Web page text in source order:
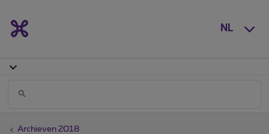
NL
Archieven 2018